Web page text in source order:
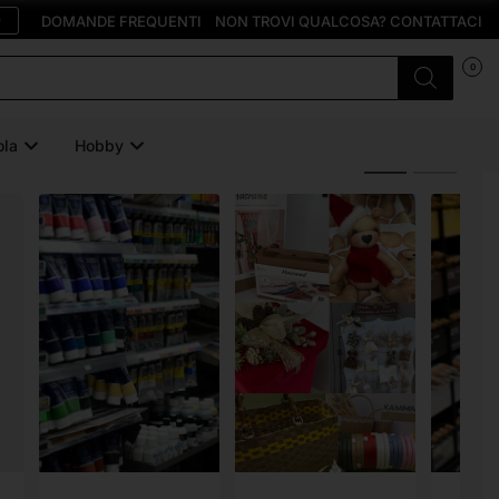
DOMANDE FREQUENTI NON TROVI QUALCOSA? CONTATTACI
0
Hobby